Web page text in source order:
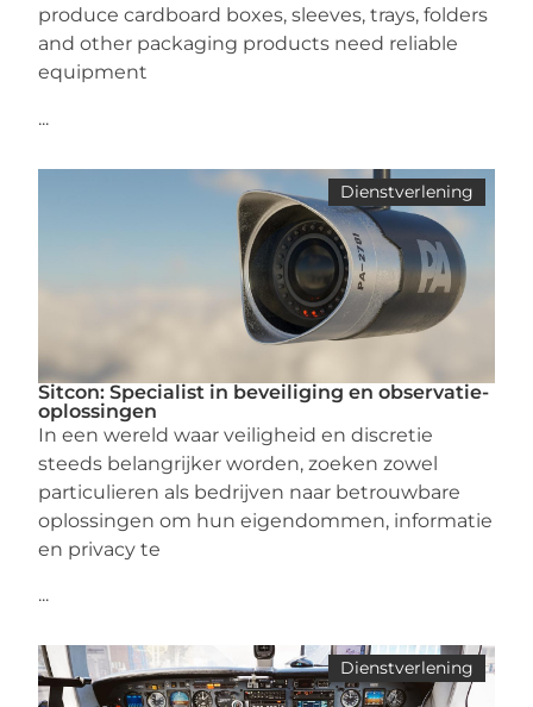
produce cardboard boxes, sleeves, trays, folders
and other packaging products need reliable
equipment
...
Dienstverlening
Sitcon: Specialist in beveiliging en observatie-
oplossingen
In een wereld waar veiligheid en discretie
steeds belangrijker worden, zoeken zowel
particulieren als bedrijven naar betrouwbare
oplossingen om hun eigendommen, informatie
en privacy te
...
Dienstverlening